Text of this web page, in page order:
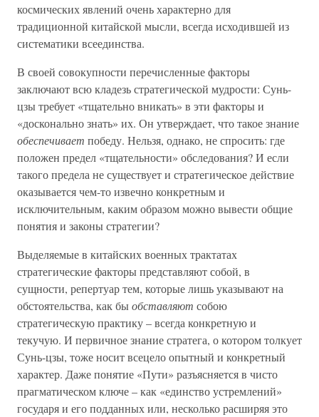
космических явлений очень характерно для
традиционной китайской мысли, всегда исходившей из
систематики всеединства.
В своей совокупности перечисленные факторы
заключают всю кладезь стратегической мудрости: Сунь-
цзы требует «тщательно вникать» в эти факторы и
«досконально знать» их. Он утверждает, что такое знание
обеспечивает победу. Нельзя, однако, не спросить: где
положен предел «тщательности» обследования? И если
такого предела не существует и стратегическое действие
оказывается чем-то извечно конкретным и
исключительным, каким образом можно вывести общие
понятия и законы стратегии?
Выделяемые в китайских военных трактатах
стратегические факторы представляют собой, в
сущности, репертуар тем, которые лишь указывают на
обстоятельства, как быобставляют собою
стратегическую практику – всегда конкретную и
текучую. И первичное знание стратега, о котором толкует
Сунь-цзы, тоже носит всецело опытный и конкретный
характер. Даже понятие «Пути» разъясняется в чисто
прагматическом ключе – как «единство устремлений»
государя и его подданных или, несколько расширяя это